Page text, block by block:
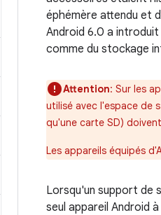
éphémère attendu et
Android 6.0 a
comme du stockage
Attention: Sur les
utilisé avec l'espace de
qu'une carte SD)
Les appareils équipés
Lorsqu'un support de
seul appareil Android